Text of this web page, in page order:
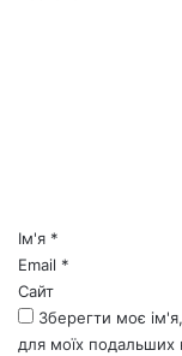
*
Ім'я *
Email *
Сайт
Зберегти моє
для моїх подальших